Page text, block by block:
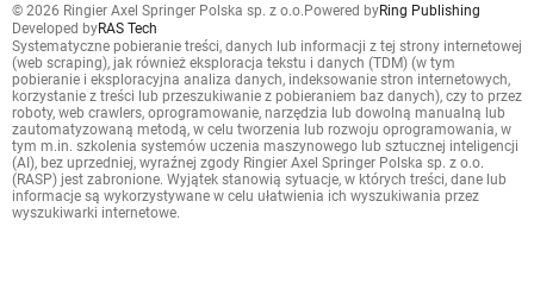
© 2026 Ringier Axel Springer Polska sp. z o.o.Powered byRing Publishing
Developed byRAS Tech
Systematyczne pobieranie treści, danych lub informacji z tej strony internetowej
(web scraping), jak również eksploracja tekstu i danych (TDM) (w tym
pobieranie i eksploracyjna analiza danych, indeksowanie stron internetowych,
korzystanie z treści lub przeszukiwanie z pobieraniem baz danych), czy to przez
roboty, web crawlers, oprogramowanie, narzędzia lub dowolną manualną lub
zautomatyzowaną metodą, w celu tworzenia lub rozwoju oprogramowania, w
tym m.in. szkolenia systemów uczenia maszynowego lub sztucznej inteligencji
(AI), bez uprzedniej, wyraźnej zgody Ringier Axel Springer Polska sp. z o.o.
(RASP) jest zabronione. Wyjątek stanowią sytuacje, w których treści, dane lub
informacje są wykorzystywane w celu ułatwienia ich wyszukiwania przez
wyszukiwarki internetowe.